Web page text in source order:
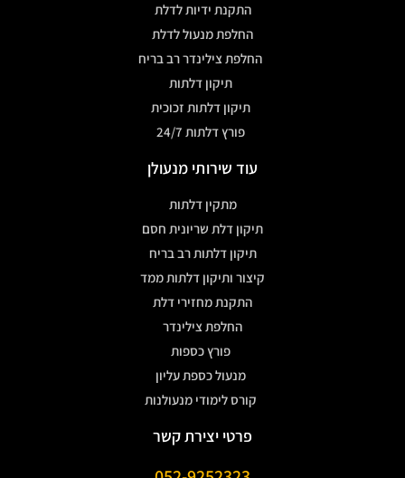
התקנת ידיות לדלת
החלפת מנעול לדלת
החלפת צילינדר רב בריח
תיקון דלתות
תיקון דלתות זכוכית
פורץ דלתות 24/7
עוד שירותי מנעולן
מתקין דלתות
תיקון דלת שריונית חסם
תיקון דלתות רב בריח
קיצור ותיקון דלתות ממד
התקנת מחזירי דלת
החלפת צילינדר
פורץ כספות
מנעול כספת עליון
קורס לימודי מנעולנות
פרטי יצירת קשר